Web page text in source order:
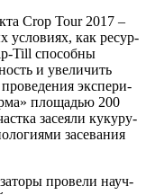
Crop Tour 2017 –
усло­ви­ях, как ресур­
Till спо­соб­ны
и уве­ли­чить
экс­пе­ри­
пло­ща­дью 200
засе­я­ли куку­ру­
засе­ва­ния
про­ве­ли науч­